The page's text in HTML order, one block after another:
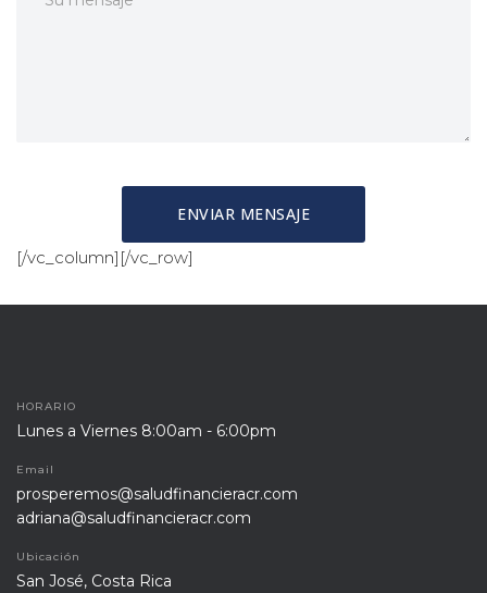
[/vc_column][/vc_row]
HORARIO
Lunes a Viernes 8:00am - 6:00pm
Email
prosperemos@saludfinancieracr.com
adriana@saludfinancieracr.com
Ubicación
San José, Costa Rica